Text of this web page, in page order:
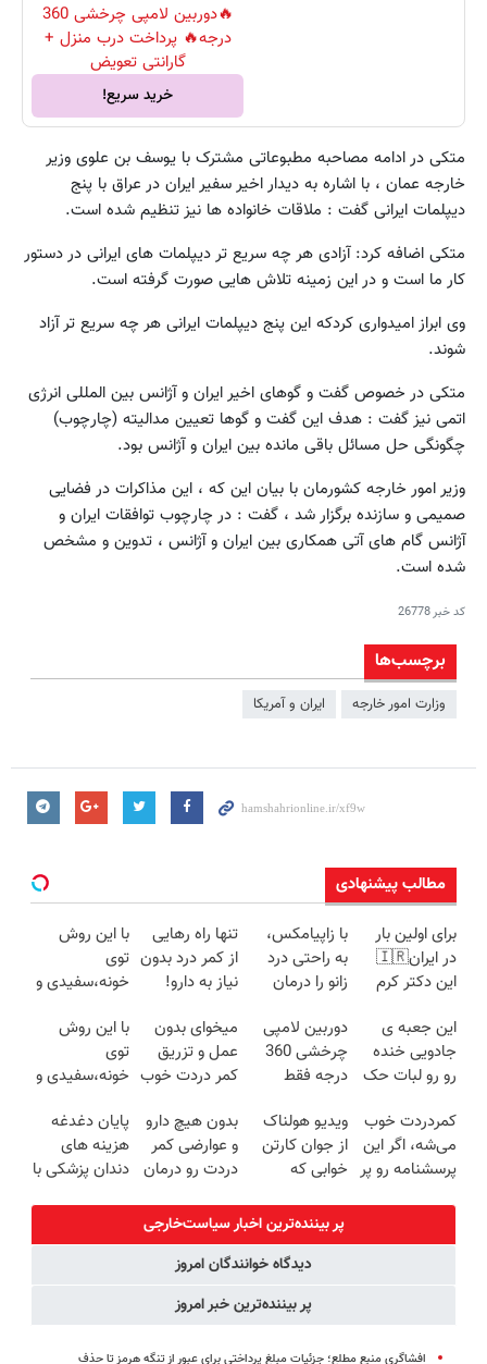
🔥دوربین لامپی چرخشی 360
درجه🔥 پرداخت درب منزل +
گارانتی تعویض
خرید سریع!
متکی در ادامه مصاحبه مطبوعاتی مشترک با یوسف بن علوی وزیر
خارجه عمان ، با اشاره به دیدار اخیر سفیر ایران در عراق با پنج
دیپلمات ایرانی گفت : ملاقات خانواده ها نیز تنظیم شده است.
متکی اضافه کرد: آزادی هر چه سریع تر دیپلمات های ایرانی در دستور
کار ما است و در این زمینه تلاش هایی صورت گرفته است.
وی ابراز امیدواری کردکه این پنج دیپلمات ایرانی هر چه سریع تر آزاد
شوند.
متکی در خصوص گفت و گوهای اخیر ایران و آژانس بین المللی انرژی
اتمی نیز گفت : هدف این گفت و گوها تعیین مدالیته (چارچوب)
چگونگی حل مسائل باقی مانده بین ایران و آژانس بود.
وزیر امور خارجه کشورمان با بیان این که ، این مذاکرات در فضایی
صمیمی و سازنده برگزار شد ، گفت : در چارچوب توافقات ایران و
آژانس گام های آتی همکاری بین ایران و آژانس ، تدوین و مشخص
شده است.
کد خبر26778
برچسب‌ها
وزارت امور خارجه ایران و آمریکا
مطالب پیشنهادی
برای اولین بار
در ایران🇮🇷
این دکتر کرم
روزه ساخت!
با زاپیامکس،
به راحتی درد
زانو را درمان
تنها راه رهایی
از کمر درد بدون
نیاز به دارو!
با این روش
توی
خونه،سفیدی و
برگردون
(40%off)
این جعبه ی
جادویی خنده
رو رو لبات حک
خرید40%تخفیف
دوربین لامپی
چرخشی 360
درجه فقط
🔥 پرداخت
درب منزل
میخوای بدون
عمل و تزریق
کمر دردت خوب
◂پرسش‌نامه رو
پرکن
با این روش
توی
خونه،سفیدی و
برگردون(40%off)
کمردردت خوب
می‌شه، اگر این
پرسشنامه رو پر
ویدیو هولناک
از جوان کارتن
خوابی که
آموزش رایگان
بدون هیچ دارو
و عوارضی کمر
دردت رو درمان
(پرسش‌نامه)
پایان دغدغه
هزینه های
دندان پزشکی با
پر بیننده‌ترین اخبار سیاست‌خارجی
دیدگاه خوانندگان امروز
پر بیننده‌ترین خبر امروز
افشاگری منبع مطلع؛ جزئیات مبلغ پرداختی برای عبور از تنگه هرمز تا حذف